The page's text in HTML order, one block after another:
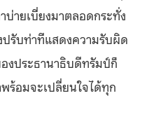
ายเบี่ยงมาตลอดกระทั่ง
รับท่าทีแสดงความรับผิด
งประธานาธิบดีทรัมป์ก็
ร้อมจะเปลี่ยนใจได้ทุก